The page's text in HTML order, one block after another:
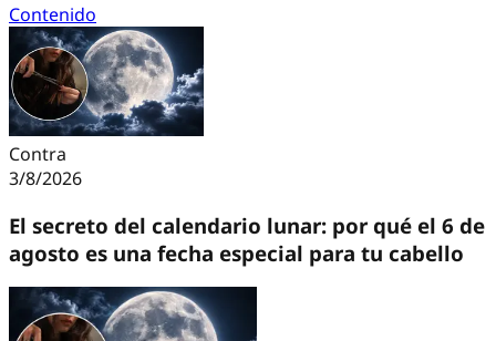
Contenido
Contra
3/8/2026
El secreto del calendario lunar: por qué el 6 de
agosto es una fecha especial para tu cabello